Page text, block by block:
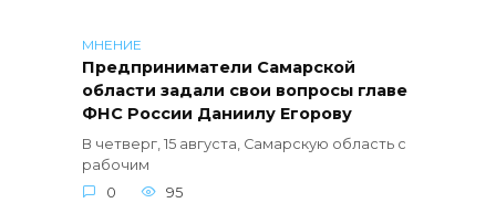
МНЕНИЕ
Предприниматели Самарской
области задали свои вопросы главе
ФНС России Даниилу Егорову
В четверг, 15 августа, Самарскую область с
рабочим
0
95